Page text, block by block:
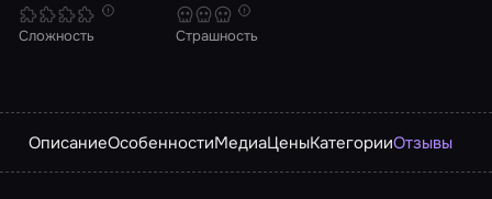
Сложность Страшность
ОписаниеОсобенностиМедиаЦеныКатегорииОтзывы